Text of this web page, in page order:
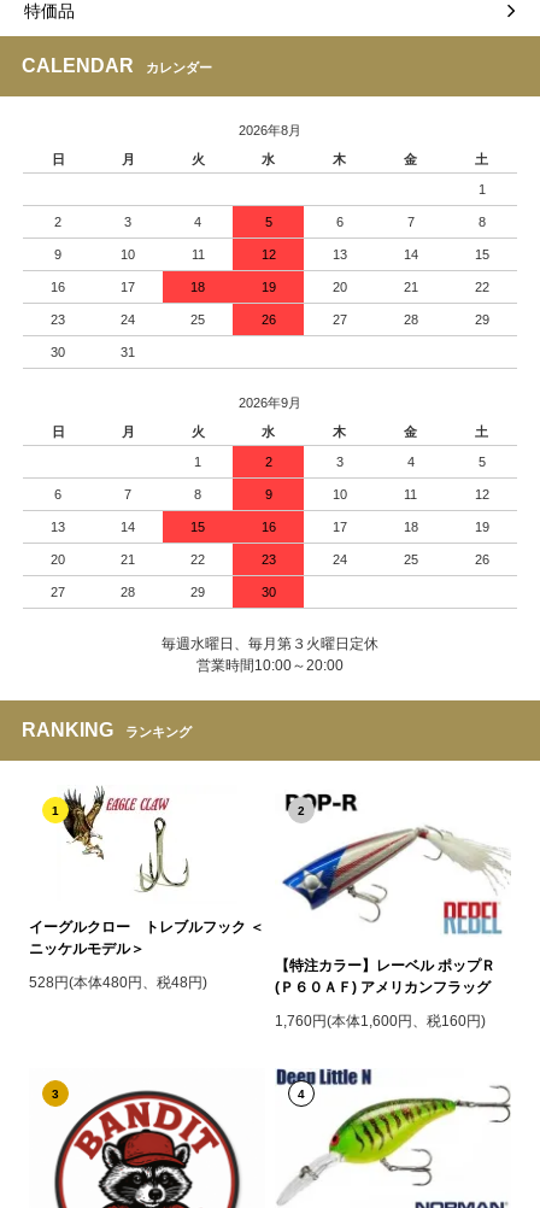
特価品
CALENDAR カレンダー
2026年8月
日
月 火 水 木 金 土
1
2 3 4 5 6 7 8
9 10 11 12 13 14 15
16 17 18 19 20 21 22
23 24 25 26 27 28 29
30 31
2026年9月
日
月 火 水 木 金 土
1 2 3 4 5
6 7 8 9 10 11 12
13 14 15 16 17 18 19
20 21 22 23 24 25 26
27 28 29 30
毎週水曜日、毎月第３火曜日定休
営業時間10:00～20:00
RANKING ランキング
1
イーグルクロー トレブルフック ＜
ニッケルモデル＞
528円(本体480円、税48円)
2
【特注カラー】レーベル ポップＲ
(Ｐ６０ＡＦ) アメリカンフラッグ
1,760円(本体1,600円、税160円)
3 4